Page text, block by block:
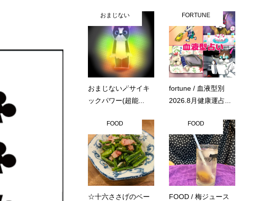
おまじない
おまじない🪄サイキ
ックパワー(超能...
FORTUNE
fortune / 血液型別
2026.8月健康運占...
FOOD
☆十六ささげのベー
FOOD
FOOD / 梅ジュース